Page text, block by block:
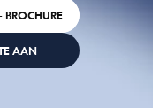
BROCHURE
AAN